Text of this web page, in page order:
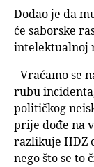
Dodao je da
će saborske
intelektualnoj
- Vraćamo se
rubu
političkog
prije dođe na
razlikuje HDZ
nego što se to